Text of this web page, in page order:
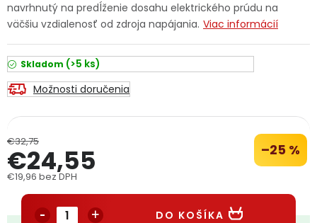
Doprava a platba Váš zákaznícky účet
Kontakty
Obchodné podmienky Reklamačný poriadok
Podmienky ochrany osobných údajov
navrhnutý na predĺženie dosahu elektrického prúdu na
väčšiu vzdialenosť od zdroja napájania. Viac informácií
Skladom (>5 ks)
Možnosti doručenia
€32,75 –25 %
€24,55
€19,96 bez DPH
DO KOŠÍKA